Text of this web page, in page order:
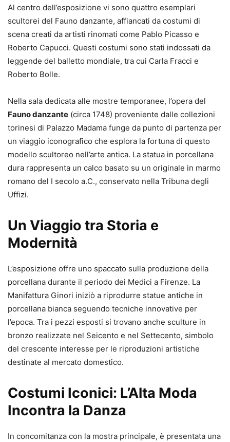
Al centro dell’esposizione vi sono quattro esemplari
scultorei del Fauno danzante, affiancati da costumi di
scena creati da artisti rinomati come Pablo Picasso e
Roberto Capucci. Questi costumi sono stati indossati da
leggende del balletto mondiale, tra cui Carla Fracci e
Roberto Bolle.
Nella sala dedicata alle mostre temporanee, l’opera del
Fauno danzante (circa 1748) proveniente dalle collezioni
torinesi di Palazzo Madama funge da punto di partenza per
un viaggio iconografico che esplora la fortuna di questo
modello scultoreo nell’arte antica. La statua in porcellana
dura rappresenta un calco basato su un originale in marmo
romano del I secolo a.C., conservato nella Tribuna degli
Uffizi.
Un Viaggio tra Storia e
Modernità
L’esposizione offre uno spaccato sulla produzione della
porcellana durante il periodo dei Medici a Firenze. La
Manifattura Ginori iniziò a riprodurre statue antiche in
porcellana bianca seguendo tecniche innovative per
l’epoca. Tra i pezzi esposti si trovano anche sculture in
bronzo realizzate nel Seicento e nel Settecento, simbolo
del crescente interesse per le riproduzioni artistiche
destinate al mercato domestico.
Costumi Iconici: L’Alta Moda
Incontra la Danza
In concomitanza con la mostra principale, è presentata una